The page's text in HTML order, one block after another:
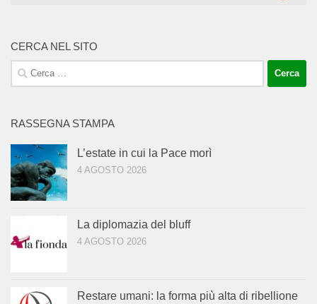
CERCA NEL SITO
Ricerca
per:
RASSEGNA STAMPA
L’estate in cui la Pace morì
4 AGOSTO 2026
La diplomazia del bluff
4 AGOSTO 2026
Restare umani: la forma più alta di ribellione